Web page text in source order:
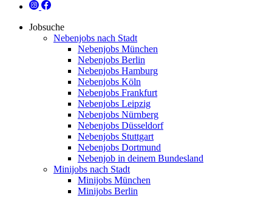
Jobsuche
Nebenjobs nach Stadt
Nebenjobs München
Nebenjobs Berlin
Nebenjobs Hamburg
Nebenjobs Köln
Nebenjobs Frankfurt
Nebenjobs Leipzig
Nebenjobs Nürnberg
Nebenjobs Düsseldorf
Nebenjobs Stuttgart
Nebenjobs Dortmund
Nebenjob in deinem Bundesland
Minijobs nach Stadt
Minijobs München
Minijobs Berlin